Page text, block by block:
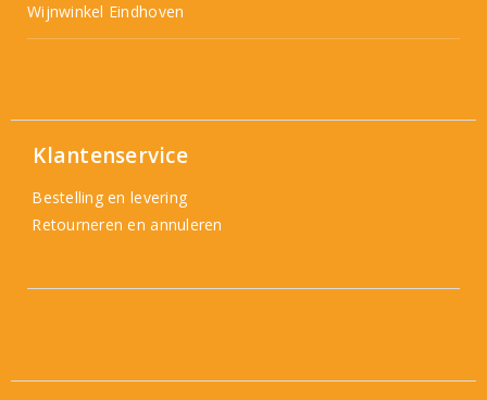
Wijnwinkel Eindhoven
Klantenservice
Bestelling en levering
Retourneren en annuleren